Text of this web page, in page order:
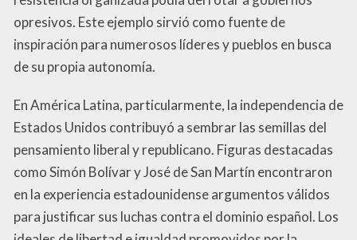
opresivos. Este ejemplo sirvió como fuente de
inspiración para numerosos líderes y pueblos en busca
de su propia autonomía.
En América Latina, particularmente, la independencia de
Estados Unidos contribuyó a sembrar las semillas del
pensamiento liberal y republicano. Figuras destacadas
como Simón Bolívar y José de San Martín encontraron
en la experiencia estadounidense argumentos válidos
para justificar sus luchas contra el dominio español. Los